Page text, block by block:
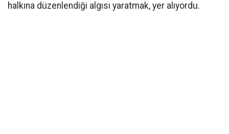
halkına düzenlendiği algısı yaratmak, yer alıyordu.